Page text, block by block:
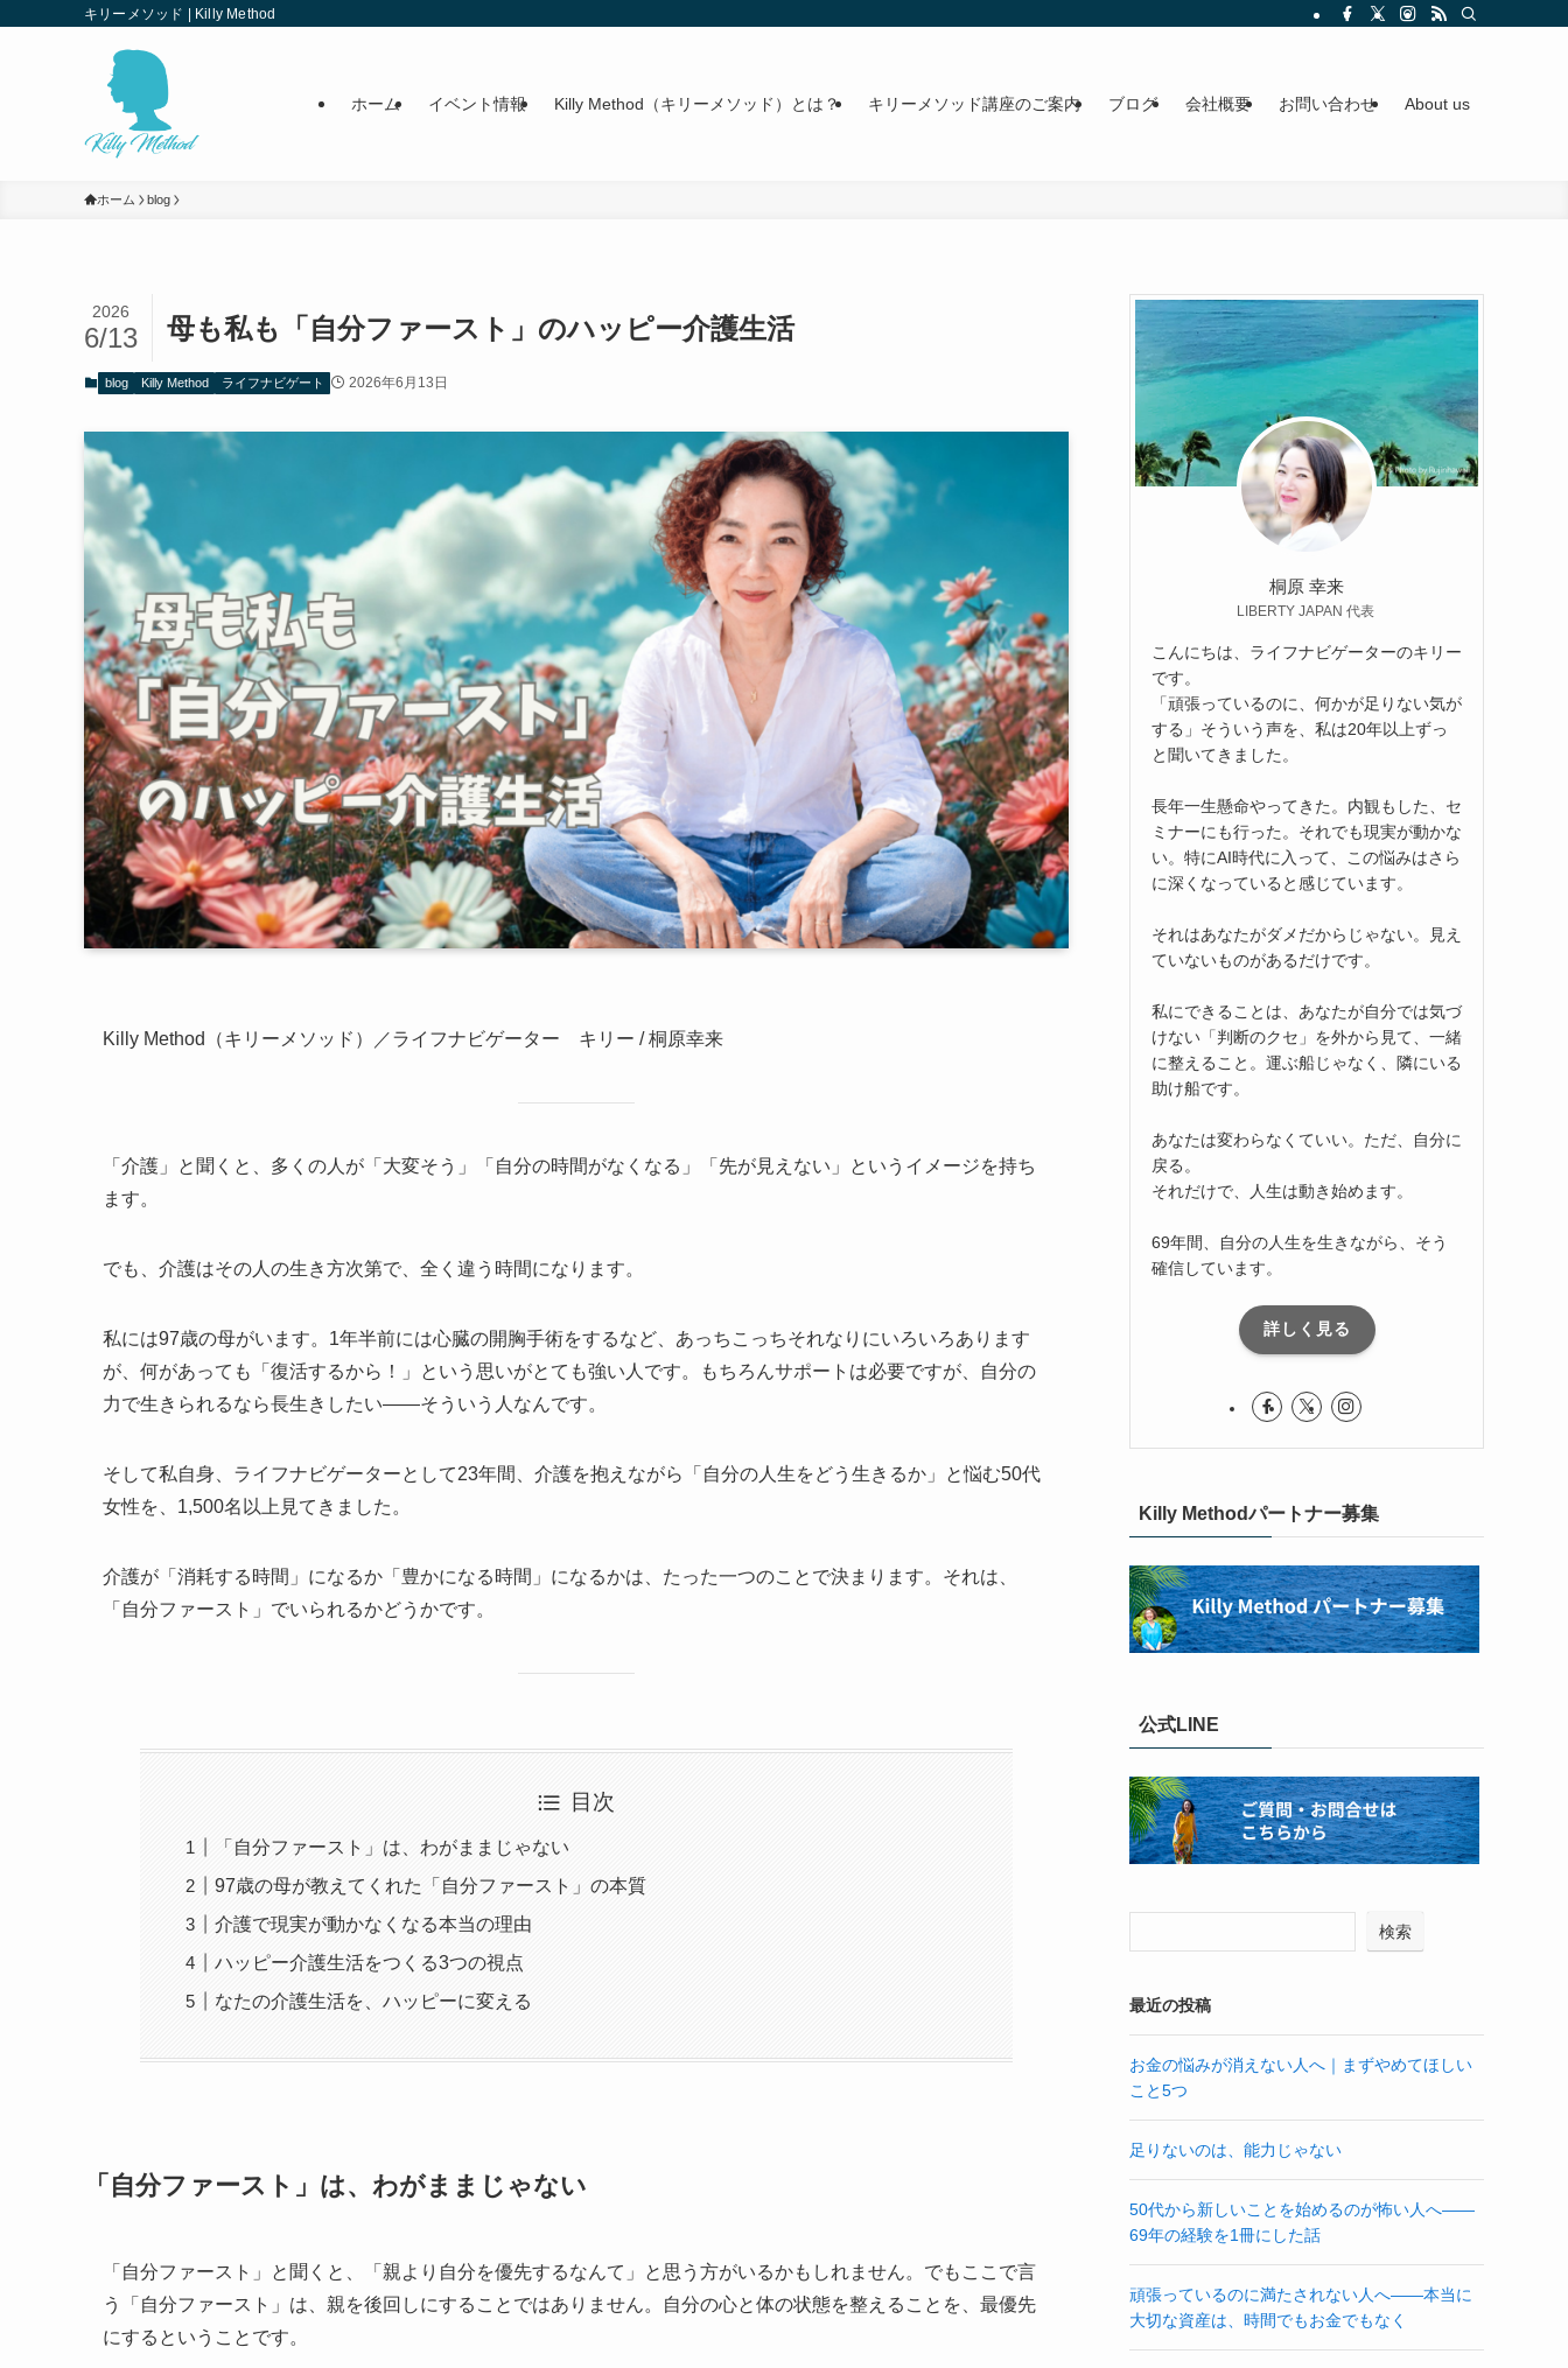
キリーメソッド | Killy Method
ホーム イベント情報 Killy Method（キリーメソッド）とは？ キリーメソッド講座のご案内 ブログ 会社概要 お問い合わせ About us
ホーム blog
母も私も「自分ファースト」のハッピー介護生活
2026
6/13
blog Killy Method ライフナビゲート 2026年6月13日
Killy Method（キリーメソッド）／ライフナビゲーター キリー / 桐原幸来
「介護」と聞くと、多くの人が「大変そう」「自分の時間がなくなる」「先が見えない」というイメージを持ち
ます。
でも、介護はその人の生き方次第で、全く違う時間になります。
私には97歳の母がいます。1年半前には心臓の開胸手術をするなど、あっちこっちそれなりにいろいろあります
が、何があっても「復活するから！」という思いがとても強い人です。もちろんサポートは必要ですが、自分の
力で生きられるなら長生きしたい——そういう人なんです。
そして私自身、ライフナビゲーターとして23年間、介護を抱えながら「自分の人生をどう生きるか」と悩む50代
女性を、1,500名以上見てきました。
介護が「消耗する時間」になるか「豊かになる時間」になるかは、たった一つのことで決まります。それは、
「自分ファースト」でいられるかどうかです。
目次
「自分ファースト」は、わがままじゃない
97歳の母が教えてくれた「自分ファースト」の本質
介護で現実が動かなくなる本当の理由
ハッピー介護生活をつくる3つの視点
なたの介護生活を、ハッピーに変える
「自分ファースト」は、わがままじゃない
「自分ファースト」と聞くと、「親より自分を優先するなんて」と思う方がいるかもしれません。でもここで言
う「自分ファースト」は、親を後回しにすることではありません。自分の心と体の状態を整えることを、最優先
にするということです。
桐原 幸来
LIBERTY JAPAN 代表
こんにちは、ライフナビゲーターのキリー
です。
「頑張っているのに、何かが足りない気が
する」そういう声を、私は20年以上ずっ
と聞いてきました。
長年一生懸命やってきた。内観もした、セ
ミナーにも行った。それでも現実が動かな
い。特にAI時代に入って、この悩みはさら
に深くなっていると感じています。
それはあなたがダメだからじゃない。見え
ていないものがあるだけです。
私にできることは、あなたが自分では気づ
けない「判断のクセ」を外から見て、一緒
に整えること。運ぶ船じゃなく、隣にいる
助け船です。
あなたは変わらなくていい。ただ、自分に
戻る。
それだけで、人生は動き始めます。
69年間、自分の人生を生きながら、そう
確信しています。
詳しく見る
Killy Methodパートナー募集
公式LINE
検索
最近の投稿
お金の悩みが消えない人へ｜まずやめてほしい
こと5つ
足りないのは、能力じゃない
50代から新しいことを始めるのが怖い人へ——
69年の経験を1冊にした話
頑張っているのに満たされない人へ——本当に
大切な資産は、時間でもお金でもなく